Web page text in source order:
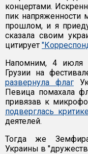
концертами.
пик напряженности
прошлом, и я
сказала своим
цитирует
Напомним, 4 июля
Грузии на
развернула флаг
Певица помахала
привязав к
подверглась
деятелей.
Тогда же
Украины в